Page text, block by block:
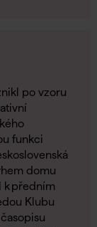
po vzoru
funkci
domu
k předním
Klubu